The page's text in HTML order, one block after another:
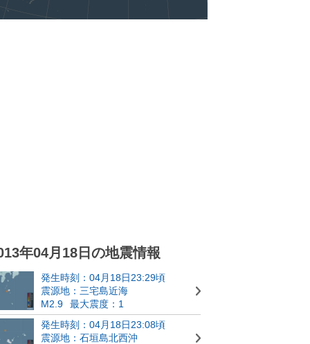
年04月18日の地震情報
発生時刻：04月18日23:29頃
震源地：三宅島近海
M2.9
最大震度：1
発生時刻：04月18日23:08頃
震源地：石垣島北西沖